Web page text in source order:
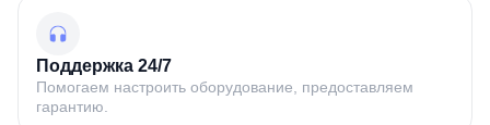
Поддержка 24/7
Помогаем настроить оборудование, предоставляем
гарантию.